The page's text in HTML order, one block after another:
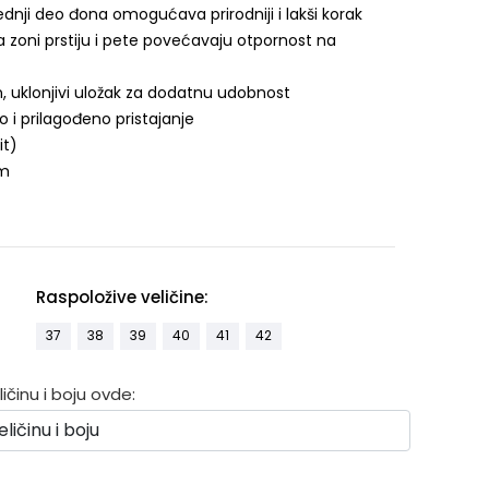
deo đona omogućava prirodniji i lakši korak
prstiju i pete povećavaju otpornost na
uklonjivi uložak za dodatnu udobnost
i prilagođeno pristajanje
Raspoložive veličine:
37 38 39 40 41 42
i boju ovde: